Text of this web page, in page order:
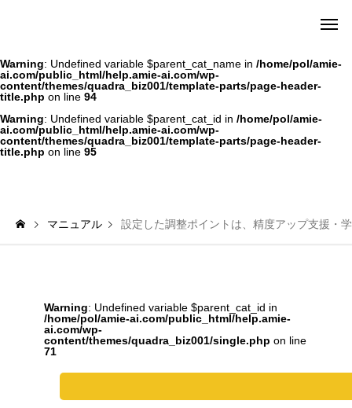
Warning: Undefined variable $parent_cat_name in /home/pol/amie-
ai.com/public_html/help.amie-ai.com/wp-
content/themes/quadra_biz001/template-parts/page-header-
title.php on line 94
Warning: Undefined variable $parent_cat_id in /home/pol/amie-
ai.com/public_html/help.amie-ai.com/wp-
content/themes/quadra_biz001/template-parts/page-header-
title.php on line 95
マニュアル 設定した調整ポイントは、精度アップ支援・
Warning: Undefined variable $parent_cat_id in
/home/pol/amie-ai.com/public_html/help.amie-
ai.com/wp-
content/themes/quadra_biz001/single.php on line
71